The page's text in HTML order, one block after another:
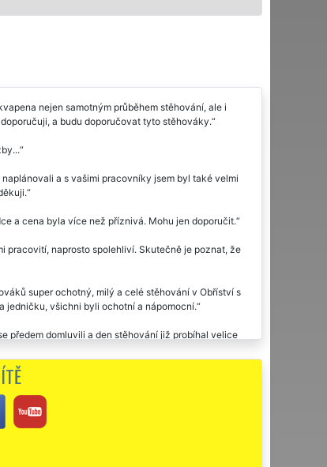
nejen samotným průběhem stěhování, ale i
a budu doporučovat tyto stěhováky.
a s vašimi pracovníky jsem byl také velmi
a cena byla více než příznivá. Mohu jen doporučit.
pracovití, naprosto spolehliví. Skutečně je poznat, že
super ochotný, milý a celé stěhování v Obříství s
jedničku, všichni byli ochotní a nápomocní.
předem domluvili a den stěhování již probíhal velice
dvakrát stěhovací službu této společnosti EXTRA
za stěhování.
za vaši ochotu.